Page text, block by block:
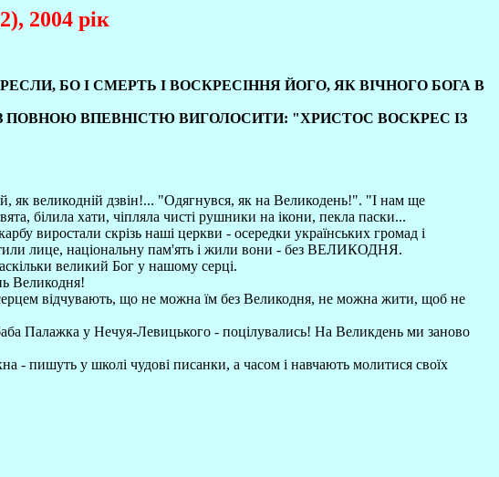
2004 рік
БО І СМЕРТЬ І ВОСКРЕСІННЯ ЙОГО, ЯК ВІЧНОГО БОГА В
ПОВНОЮ ВПЕВНІСТЮ ВИГОЛОСИТИ: "ХРИСТОС ВОСКРЕС ІЗ
як великодній дзвін!... "Одягнувся, як на Великодень!". "І нам ще
білила хати, чіпляла чисті рушники на ікони, пекла паски...
виростали скрізь наші церкви - осередки українських громад і
лице, національну пам'ять і жили вони - без ВЕЛИКОДНЯ.
великий Бог у нашому серці.
Великодня!
відчувають, що не можна їм без Великодня, не можна жити, щоб не
Палажка у Нечуя-Левицького - поцілувались! На Великдень ми заново
- пишуть у школі чудові писанки, а часом і навчають молитися своїх